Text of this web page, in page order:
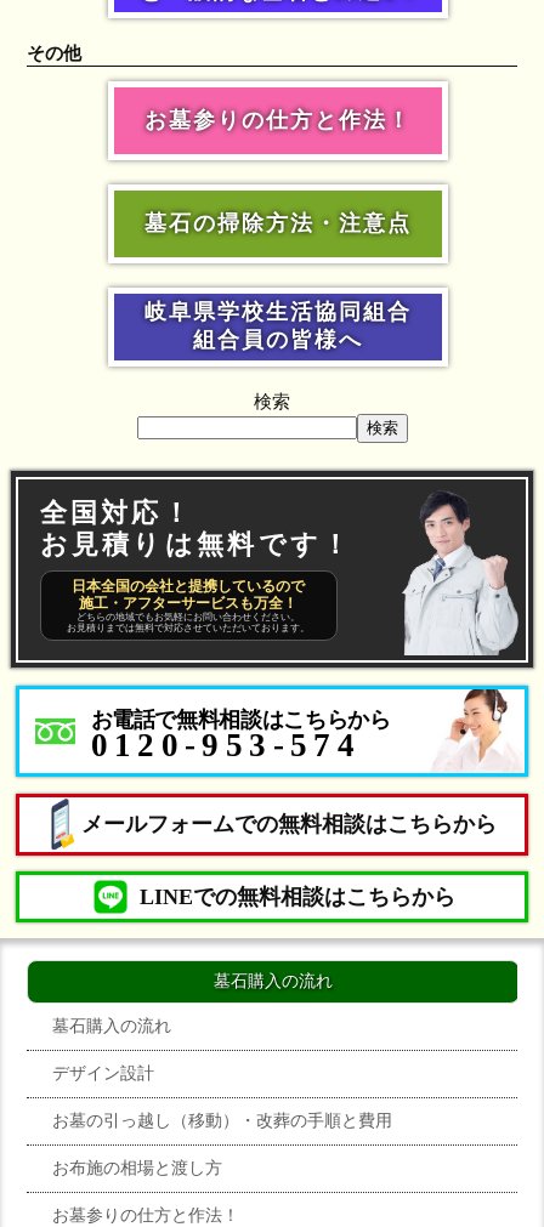
その他
お墓参りの仕方と作法！
墓石の掃除方法・注意点
岐阜県学校生活協同組合
組合員の皆様へ
検索
検索
全国対応！
お見積りは無料です！
日本全国の会社と提携しているので
施工・アフターサービスも万全！
どちらの地域でもお気軽にお問い合わせください。
お見積りまでは無料で対応させていただいております。
お電話で無料相談はこちらから
0120-953-574
メールフォームでの無料相談はこちらから
LINEでの無料相談はこちらから
墓石購入の流れ
墓石購入の流れ
デザイン設計
お墓の引っ越し（移動）・改葬の手順と費用
お布施の相場と渡し方
お墓参りの仕方と作法！